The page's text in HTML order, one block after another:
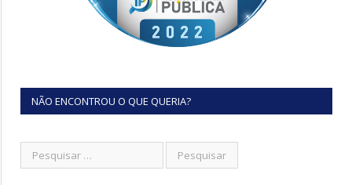
NÃO ENCONTROU O QUE QUERIA?